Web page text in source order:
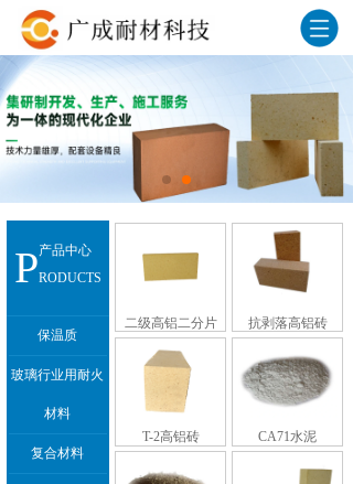
产品中心
PRODUCTS
保温质
玻璃行业用耐火
材料
复合材料
二级高铝二分片 抗剥落高铝砖
T-2高铝砖 CA71水泥